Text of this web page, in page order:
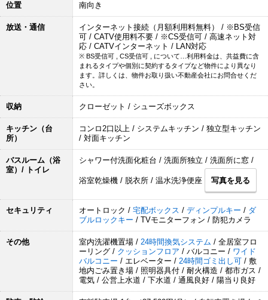
位置 南向き
放送・通信
インターネット接続（月額利用料無料） / ※BS受信
可 / CATV使用料不要 / ※CS受信可 / 高速ネット対
応 / CATVインターネット / LAN対応
※ BS受信可 , CS受信可 , について…利用料金は、共益費に含
まれるタイプや個別に契約するタイプなど物件により異なり
ます。詳しくは、物件お取り扱い不動産会社にお問合せくだ
さい。
収納 クローゼット / シューズボックス
キッチン（台
所）
コンロ2口以上 / システムキッチン / 独立型キッチン
/ 対面キッチン
バスルーム（浴
室）/ トイレ
シャワー付洗面化粧台 / 洗面所独立 / 洗面所に窓 /
浴室乾燥機 / 脱衣所 / 温水洗浄便座 写真を見る
セキュリティ オートロック / 宅配ボックス / ディンプルキー / ダ
ブルロックキー / TVモニターフォン / 防犯カメラ
その他 室内洗濯機置場 / 24時間換気システム / 全居室フロ
ーリング / クッションフロア / バルコニー / ワイド
バルコニー / エレベーター / 24時間ゴミ出し可 / 敷
地内ごみ置き場 / 照明器具付 / 耐火構造 / 都市ガス /
電気 / 公営上水道 / 下水道 / 通風良好 / 陽当り良好